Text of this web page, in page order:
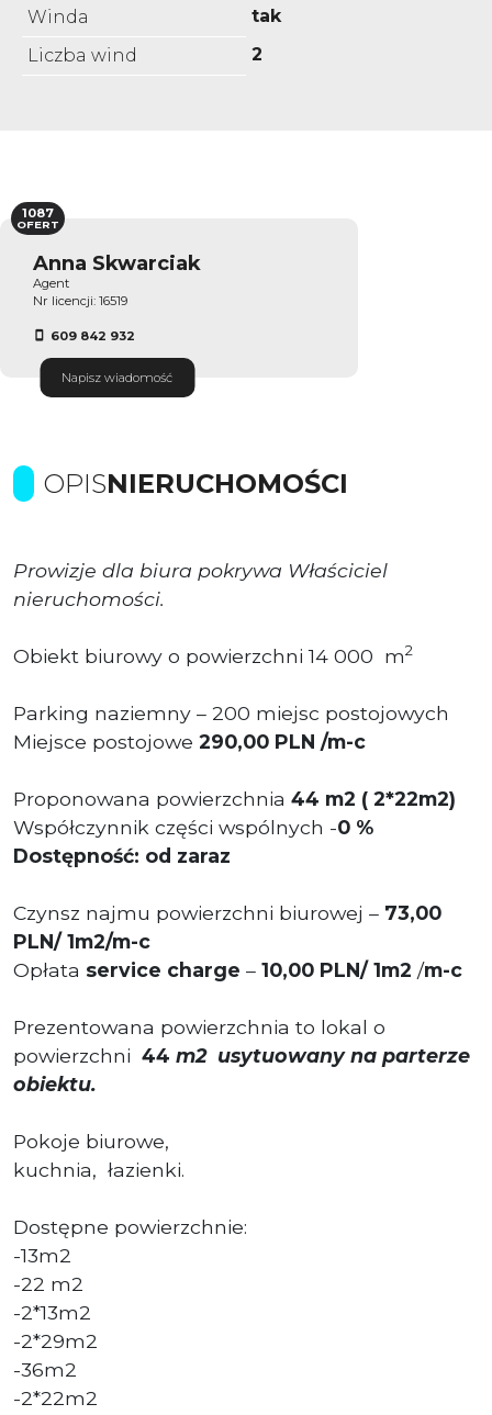
Winda
tak
Liczba wind
2
Anna Skwarciak
Agent
Nr licencji: 16519
609 842 932
Napisz wiadomość
1087
OFERT
OPISNIERUCHOMOŚCI
Prowizje dla biura pokrywa Właściciel
nieruchomości.
Obiekt biurowy o powierzchni 14 000 m2
Parking naziemny – 200 miejsc postojowych
Miejsce postojowe 290,00 PLN /m-c
Proponowana powierzchnia 44 m2 ( 2*22m2)
Współczynnik części wspólnych -0 %
Dostępność: od zaraz
Czynsz najmu powierzchni biurowej – 73,00
PLN/ 1m2/m-c
Opłata service charge – 10,00 PLN/ 1m2 /m-c
Prezentowana powierzchnia to lokal o
powierzchni 44 m2 usytuowany na parterze
obiektu.
Pokoje biurowe,
kuchnia, łazienki.
Dostępne powierzchnie:
-13m2
-22 m2
-2*13m2
-2*29m2
-36m2
-2*22m2